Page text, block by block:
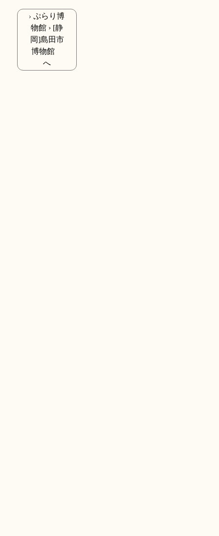
ぷらり博
物館 › [静
岡]島田市
博物館
へ